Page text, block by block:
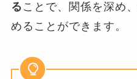
る ことで、関係を深め
めることができます。